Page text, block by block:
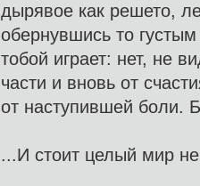
дырявое как решето,
обернувшись то
тобой играет: нет, не
части и вновь от
от наступившей боли.
...И стоит целый мир